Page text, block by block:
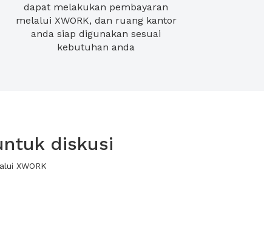
dapat melakukan pembayaran
melalui XWORK, dan ruang kantor
anda siap digunakan sesuai
kebutuhan anda
diskusi
XWORK